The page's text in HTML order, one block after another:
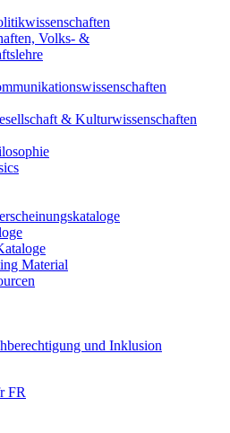
Volks- &
& Kulturwissenschaften
Material
und Inklusion
FR